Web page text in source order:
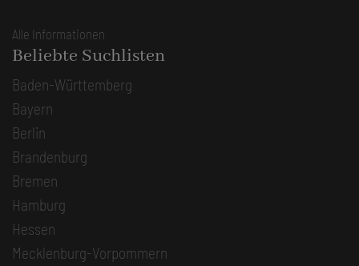
Alle Informationen
Beliebte Suchlisten
Baden-Württemberg
Bayern
Berlin
Brandenburg
Bremen
Hamburg
Hessen
Mecklenburg-Vorpommern